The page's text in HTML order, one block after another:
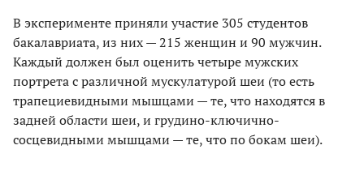
В эксперименте приняли участие 305 студентов
бакалавриата, из них — 215 женщин и 90 мужчин.
Каждый должен был оценить четыре мужских
портрета с различной мускулатурой шеи (то есть
трапециевидными мышцами — те, что находятся в
задней области шеи, и грудино-ключично-
сосцевидными мышцами — те, что по бокам шеи).